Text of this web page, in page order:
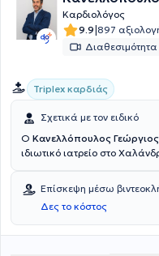
Καρδιολόγος
9.9|897
Διαθεσιμότητα
Triplex καρδιάς
Σχετικά με τον ειδικό
Ο Κανελλόπουλος Γεώργιος
ιδιωτικό ιατρείο στο
ως Ειδικευόμενος
Νοσοκομείο "Κοργιαλένειο
της 3ης Καρδιολογικής
Έχει μετεκπαιδευτεί στις
Επίσκεψη μέσω
Δες το κόστος